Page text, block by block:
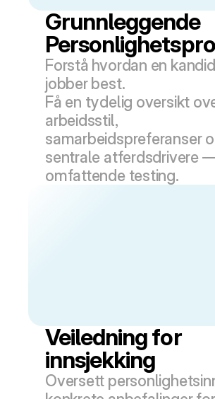
Grunnleggende
Forstå hvordan en
jobber best.
Få en tydelig oversikt
arbeidsstil,
samarbeidspreferanser
sentrale atferdsdrivere
omfattende testing.
Veiledning for
innsjekking
Oversett